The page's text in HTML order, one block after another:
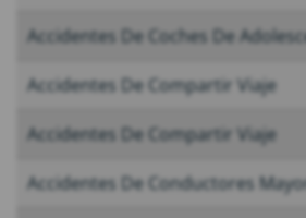
Accidentes De Coches De
Accidentes De Compartir Viaje
Accidentes De Compartir Viaje
Accidentes De Conductores